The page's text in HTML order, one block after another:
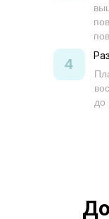
до
4